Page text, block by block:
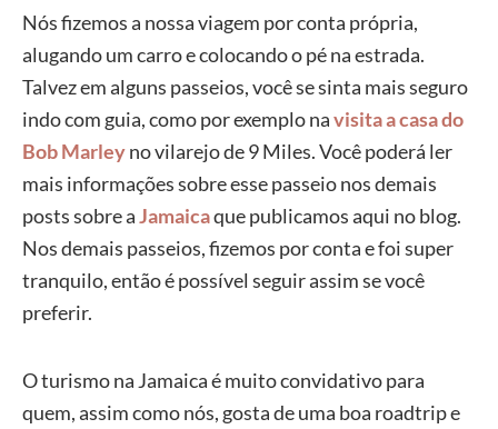
Nós fizemos a nossa viagem por conta própria,
alugando um carro e colocando o pé na estrada.
Talvez em alguns passeios, você se sinta mais seguro
indo com guia, como por exemplo navisita a casa do
Bob Marleyno vilarejo de 9 Miles. Você poderá ler
mais informações sobre esse passeio nos demais
posts sobre aJamaicaque publicamos aqui no blog.
Nos demais passeios, fizemos por conta e foi super
tranquilo, então é possível seguir assim se você
preferir.
O turismo na Jamaica é muito convidativo para
quem, assim como nós, gosta de uma boa roadtrip e